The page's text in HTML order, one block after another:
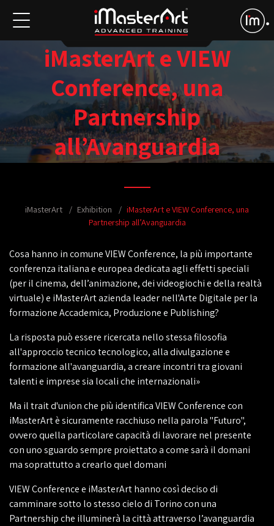
iMasterArt e VIEW
Conference, una
Partnership
all’Avanguardia
iMasterArt Exhibition
iMasterArt e VIEW Conference, una
Partnership all’Avanguardia
Cosa hanno in comune VIEW Conference, la più importante
conferenza italiana e europea dedicata agli effetti speciali
(per il cinema, dell’animazione, dei videogiochi e della realtà
virtuale) e iMasterArt azienda leader nell'Arte Digitale per la
formazione Accademica, Produzione e Publishing?
La risposta può essere ricercata nello stessa filosofia
all'approccio tecnico tecnologico, alla divulgazione e
formazione all'avanguardia, a creare incontri tra giovani
talenti e imprese sia locali che internazionali»
Ma il trait d'union che più identifica VIEW Conference con
iMasterArt è sicuramente racchiuso nella parola "Futuro",
ovvero quella particolare capacità di lavorare nel presente
con uno sguardo sempre proiettato a come sarà il domani
ma soprattutto a crearlo quel domani
VIEW Conference e iMasterArt hanno così deciso di
camminare sotto lo stesso cielo di Torino con una
Partnership che illuminerà la città attraverso l’avanguardia